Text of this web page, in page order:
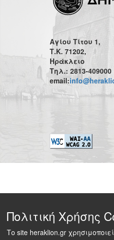
Αγίου Τίτου 1,
Τ.Κ. 71202,
Ηράκλειο
Τηλ.: 2813-409000
email:
Πολιτική Χρήσης
Το site heraklion.gr